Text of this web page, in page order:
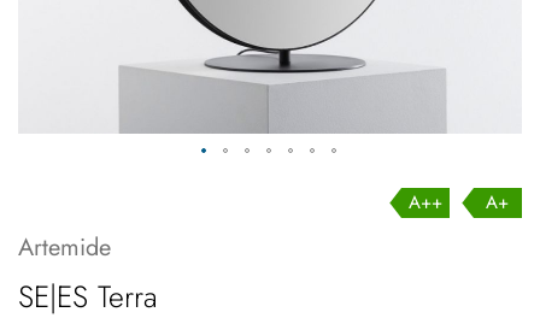
A++ A+
Artemide
SE|ES Terra